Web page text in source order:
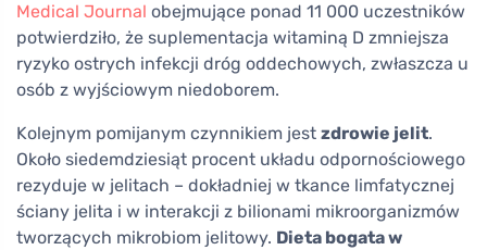
Medical Journal obejmujące ponad 11 000 uczestników
potwierdziło, że suplementacja witaminą D zmniejsza
ryzyko ostrych infekcji dróg oddechowych, zwłaszcza u
osób z wyjściowym niedoborem.
Kolejnym pomijanym czynnikiem jest zdrowie jelit.
Około siedemdziesiąt procent układu odpornościowego
rezyduje w jelitach – dokładniej w tkance limfatycznej
ściany jelita i w interakcji z bilionami mikroorganizmów
tworzących mikrobiom jelitowy. Dieta bogata w